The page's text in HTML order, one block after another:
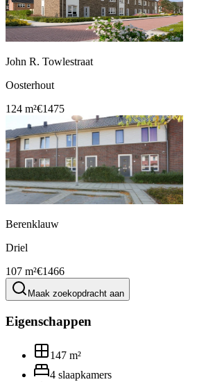
John R. Towlestraat
Oosterhout
124 m²€1475
Berenklauw
Driel
107 m²€1466
Maak zoekopdracht aan
Eigenschappen
147 m²
4 slaapkamers